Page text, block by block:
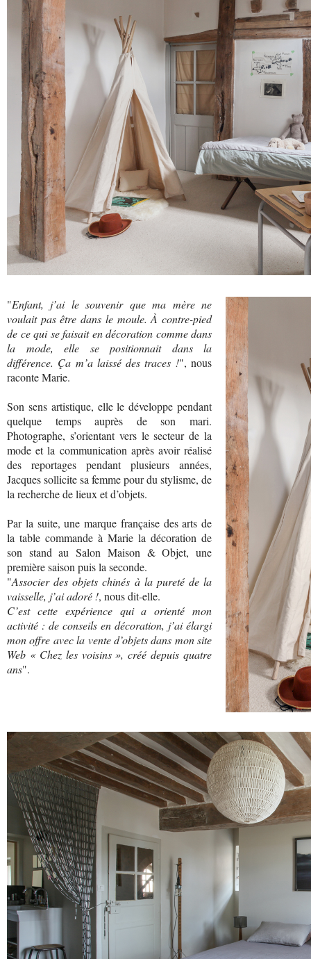
"Enfant, j’ai le souvenir que ma mère ne
voulait pas être dans le moule. À contre-pied
de ce qui se faisait en décoration comme dans
la mode, elle se positionnait dans la
différence. Ça m’a laissé des traces !", nous
raconte Marie.
Son sens artistique, elle le développe pendant
quelque temps auprès de son mari.
Photographe, s’orientant vers le secteur de la
mode et la communication après avoir réalisé
des reportages pendant plusieurs années,
Jacques sollicite sa femme pour du stylisme, de
la recherche de lieux et d’objets.
Par la suite, une marque française des arts de
la table commande à Marie la décoration de
son stand au Salon Maison & Objet, une
première saison puis la seconde.
"Associer des objets chinés à la pureté de la
vaisselle, j’ai adoré !, nous dit-elle.
C’est cette expérience qui a orienté mon
activité : de conseils en décoration, j’ai élargi
mon offre avec la vente d’objets dans mon site
Web « Chez les voisins », créé depuis quatre
ans".